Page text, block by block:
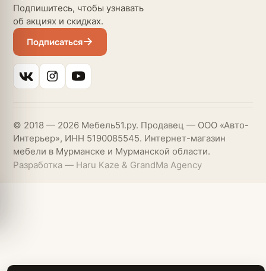
Подпишитесь, чтобы узнавать
об акциях и скидках.
Подписаться
© 2018 — 2026 Мебель51.ру. Продавец — ООО «Авто-
Интерьер», ИНН 5190085545. Интернет-магазин
мебели в Мурманске и Мурманской области.
Разработка — Haru Kaze & GrandMa Agency